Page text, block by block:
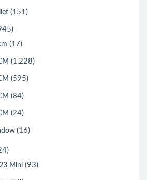
(151)
(17)
(1,228)
(595)
(84)
(24)
(16)
Mini (93)